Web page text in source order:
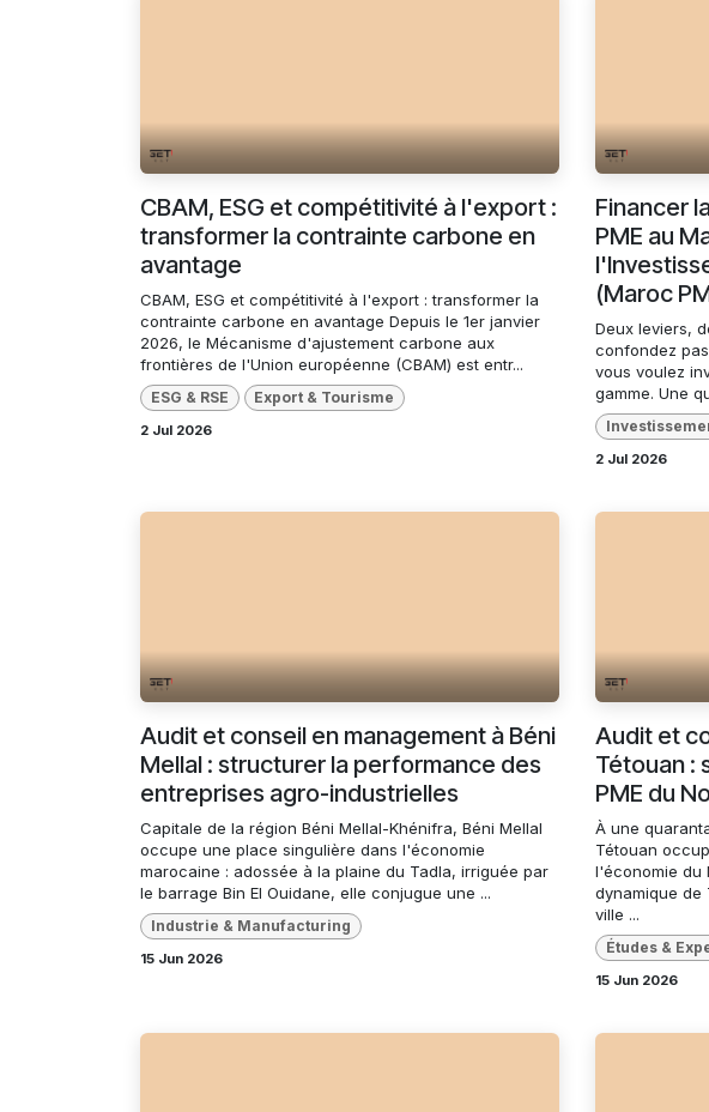
CBAM, ESG et compétitivité à l'export :
transformer la contrainte carbone en
avantage
CBAM, ESG et compétitivité à l'export : transformer la
contrainte carbone en avantage Depuis le 1er janvier
2026, le Mécanisme d'ajustement carbone aux
frontières de l'Union européenne (CBAM) est entr...
ESG & RSE Export & Tourisme
2 Jul 2026
Financer
PME au
(Maroc
Deux leviers,
confondez
vous voulez
gamme. Une
2 Jul 2026
Audit et conseil en management à Béni
Mellal : structurer la performance des
entreprises agro-industrielles
Capitale de la région Béni Mellal-Khénifra, Béni Mellal
occupe une place singulière dans l'économie
marocaine : adossée à la plaine du Tadla, irriguée par
le barrage Bin El Ouidane, elle conjugue une ...
Industrie & Manufacturing
15 Jun 2026
Audit et
Tétouan :
PME du
À une
Tétouan
l'économie du
dynamique de
ville ...
Études &
15 Jun 2026